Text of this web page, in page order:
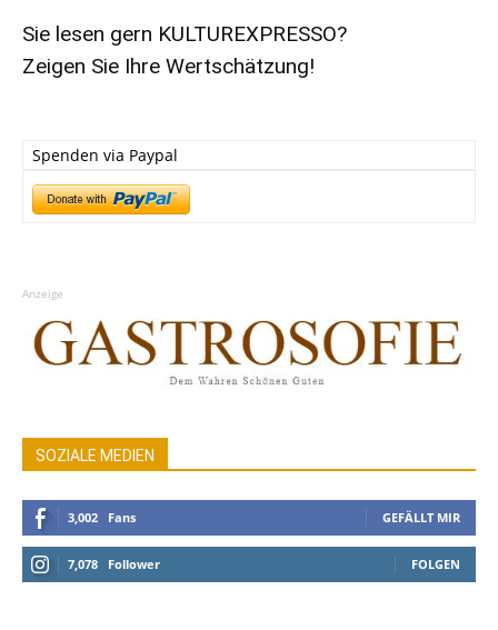
Sie lesen gern KULTUREXPRESSO?
Zeigen Sie Ihre Wertschätzung!
Spenden via Paypal
Anzeige
SOZIALE MEDIEN
3,002 Fans GEFÄLLT MIR
7,078 Follower FOLGEN